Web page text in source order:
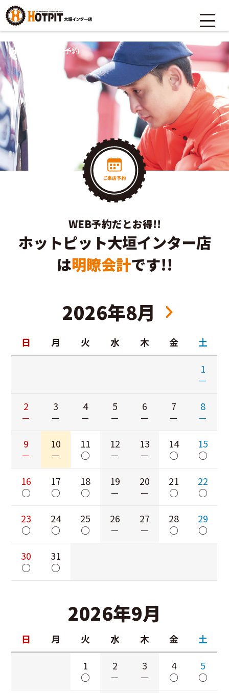
HOME ご来店予約
WEB予約だとお得!!
ホットピット大垣インター店
は明瞭会計です!!
2026年8月
日 月 火 水 木 金
土
1
－
2
－
3
－
4
－
5
－
6
－
7
－
8
－
9
－
10
－
11
○
12
－
13
－
14
○
15
○
16
○
17
○
18
○
19
－
20
－
21
○
22
○
23
○
24
○
25
○
26
－
27
－
28
○
29
○
30
○
31
○
2026年9月
日 月 火 水 木 金
土
1
○
2
－
3
－
4
○
5
○